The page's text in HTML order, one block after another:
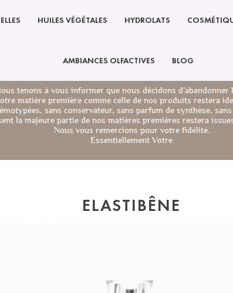
HUILES VÉGÉTALES HYDROLATS
AMBIANCES OLFACTIVES BLOG
tenons à vous informer que nous décidons d’abandonner
matière première comme celle de nos produits restera
sans conservateur, sans parfum de synthèse,
la majeure partie de nos matières premières restera
Nous vous remercions pour votre fidélité.
Essentiellement Votre
ELASTIBÊNE